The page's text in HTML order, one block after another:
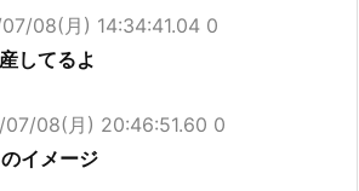
08(月) 14:34:41.04 0
してるよ
08(月) 20:46:51.60 0
イメージ